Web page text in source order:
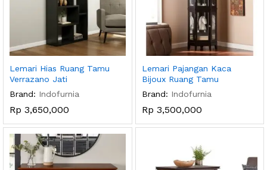
Lemari Hias Ruang Tamu
Verrazano Jati
Brand: Indofurnia
Rp 3,650,000
Lemari Pajangan Kaca
Bijoux Ruang Tamu
Brand: Indofurnia
Rp 3,500,000